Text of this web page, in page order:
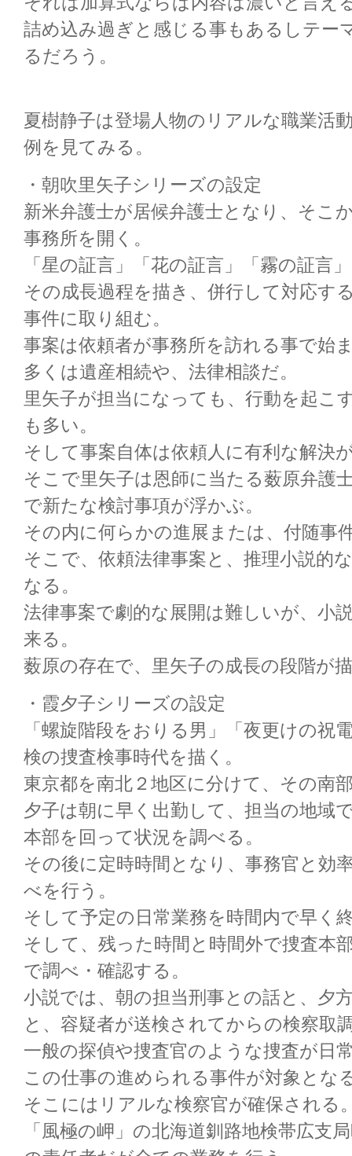
詰め込み過ぎと感じる事もあるしテー
るだろう。
夏樹静子は登場人物のリアルな職業活
例を見てみる。
・朝吹里矢子シリーズの設定
新米弁護士が居候弁護士となり、そこ
事務所を開く。
「星の証言」「花の証言」「霧の証言
その成長過程を描き、併行して対応す
事件に取り組む。
事案は依頼者が事務所を訪れる事で始
多くは遺産相続や、法律相談だ。
里矢子が担当になっても、行動を起こ
も多い。
そして事案自体は依頼人に有利な解決
そこで里矢子は恩師に当たる薮原弁護
で新たな検討事項が浮かぶ。
その内に何らかの進展または、付随事
そこで、依頼法律事案と、推理小説的
なる。
法律事案で劇的な展開は難しいが、小
来る。
薮原の存在で、里矢子の成長の段階が
・霞夕子シリーズの設定
「螺旋階段をおりる男」「夜更けの祝
検の捜査検事時代を描く。
東京都を南北２地区に分けて、その南
夕子は朝に早く出勤して、担当の地域
本部を回って状況を調べる。
その後に定時時間となり、事務官と効
べを行う。
そして予定の日常業務を時間内で早く
そして、残った時間と時間外で捜査本
で調べ・確認する。
小説では、朝の担当刑事との話と、夕
と、容疑者が送検されてからの検察取
一般の探偵や捜査官のような捜査が日
この仕事の進められる事件が対象とな
そこにはリアルな検察官が確保される
「風極の岬」の北海道釧路地検帯広支